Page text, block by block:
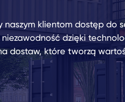
klientom dostęp do
dzięki
dostaw, które tworzą